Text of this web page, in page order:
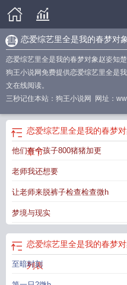
恋爱综艺里全是我的春梦对
恋爱综艺里全是我的春梦对象赵姿知
狗王小说网免费提供恋爱综艺里全是
文在线阅读。
三秒记住本站：狗王小说网 网址：
恋爱综艺里全是我的春梦
章节
他们有个孩子800猪猪加更
老师我还想要
让老师来脱裤子检查检查微h
梦境与现实
恋爱综艺里全是我的春梦
列表
至暗时刻